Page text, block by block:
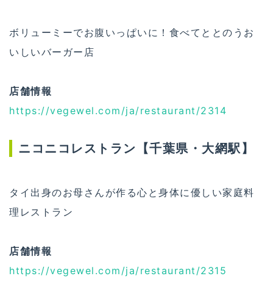
ボリューミーでお腹いっぱいに！食べてととのうお
いしいバーガー店
店舗情報
https://vegewel.com/ja/restaurant/2314
ニコニコレストラン【千葉県・大網駅】
タイ出身のお母さんが作る心と身体に優しい家庭料
理レストラン
店舗情報
https://vegewel.com/ja/restaurant/2315